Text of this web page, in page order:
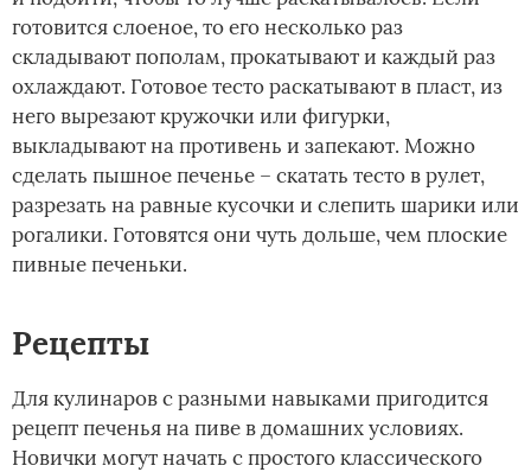
готовится слоеное, то его несколько раз
складывают пополам, прокатывают и каждый раз
охлаждают. Готовое тесто раскатывают в пласт, из
него вырезают кружочки или фигурки,
выкладывают на противень и запекают. Можно
сделать пышное печенье – скатать тесто в рулет,
разрезать на равные кусочки и слепить шарики или
рогалики. Готовятся они чуть дольше, чем плоские
пивные печеньки.
Рецепты
Для кулинаров с разными навыками пригодится
рецепт печенья на пиве в домашних условиях.
Новички могут начать с простого классического